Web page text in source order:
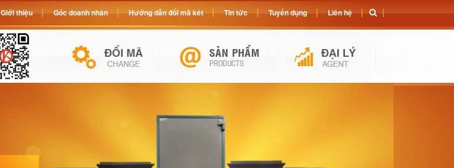
Giới thiệu Góc doanh nhân Hướng dẫn đổi mã két Tin tức Tuyển dụng Liên hệ